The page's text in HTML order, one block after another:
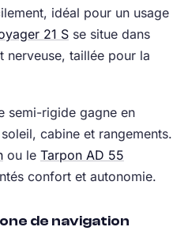
idéal pour un usage
21 Sse situe dans
taillée pour la
semi-rigide gagne en
cabine et rangements.
ou le Tarpon AD 55
confort et autonomie.
de navigation